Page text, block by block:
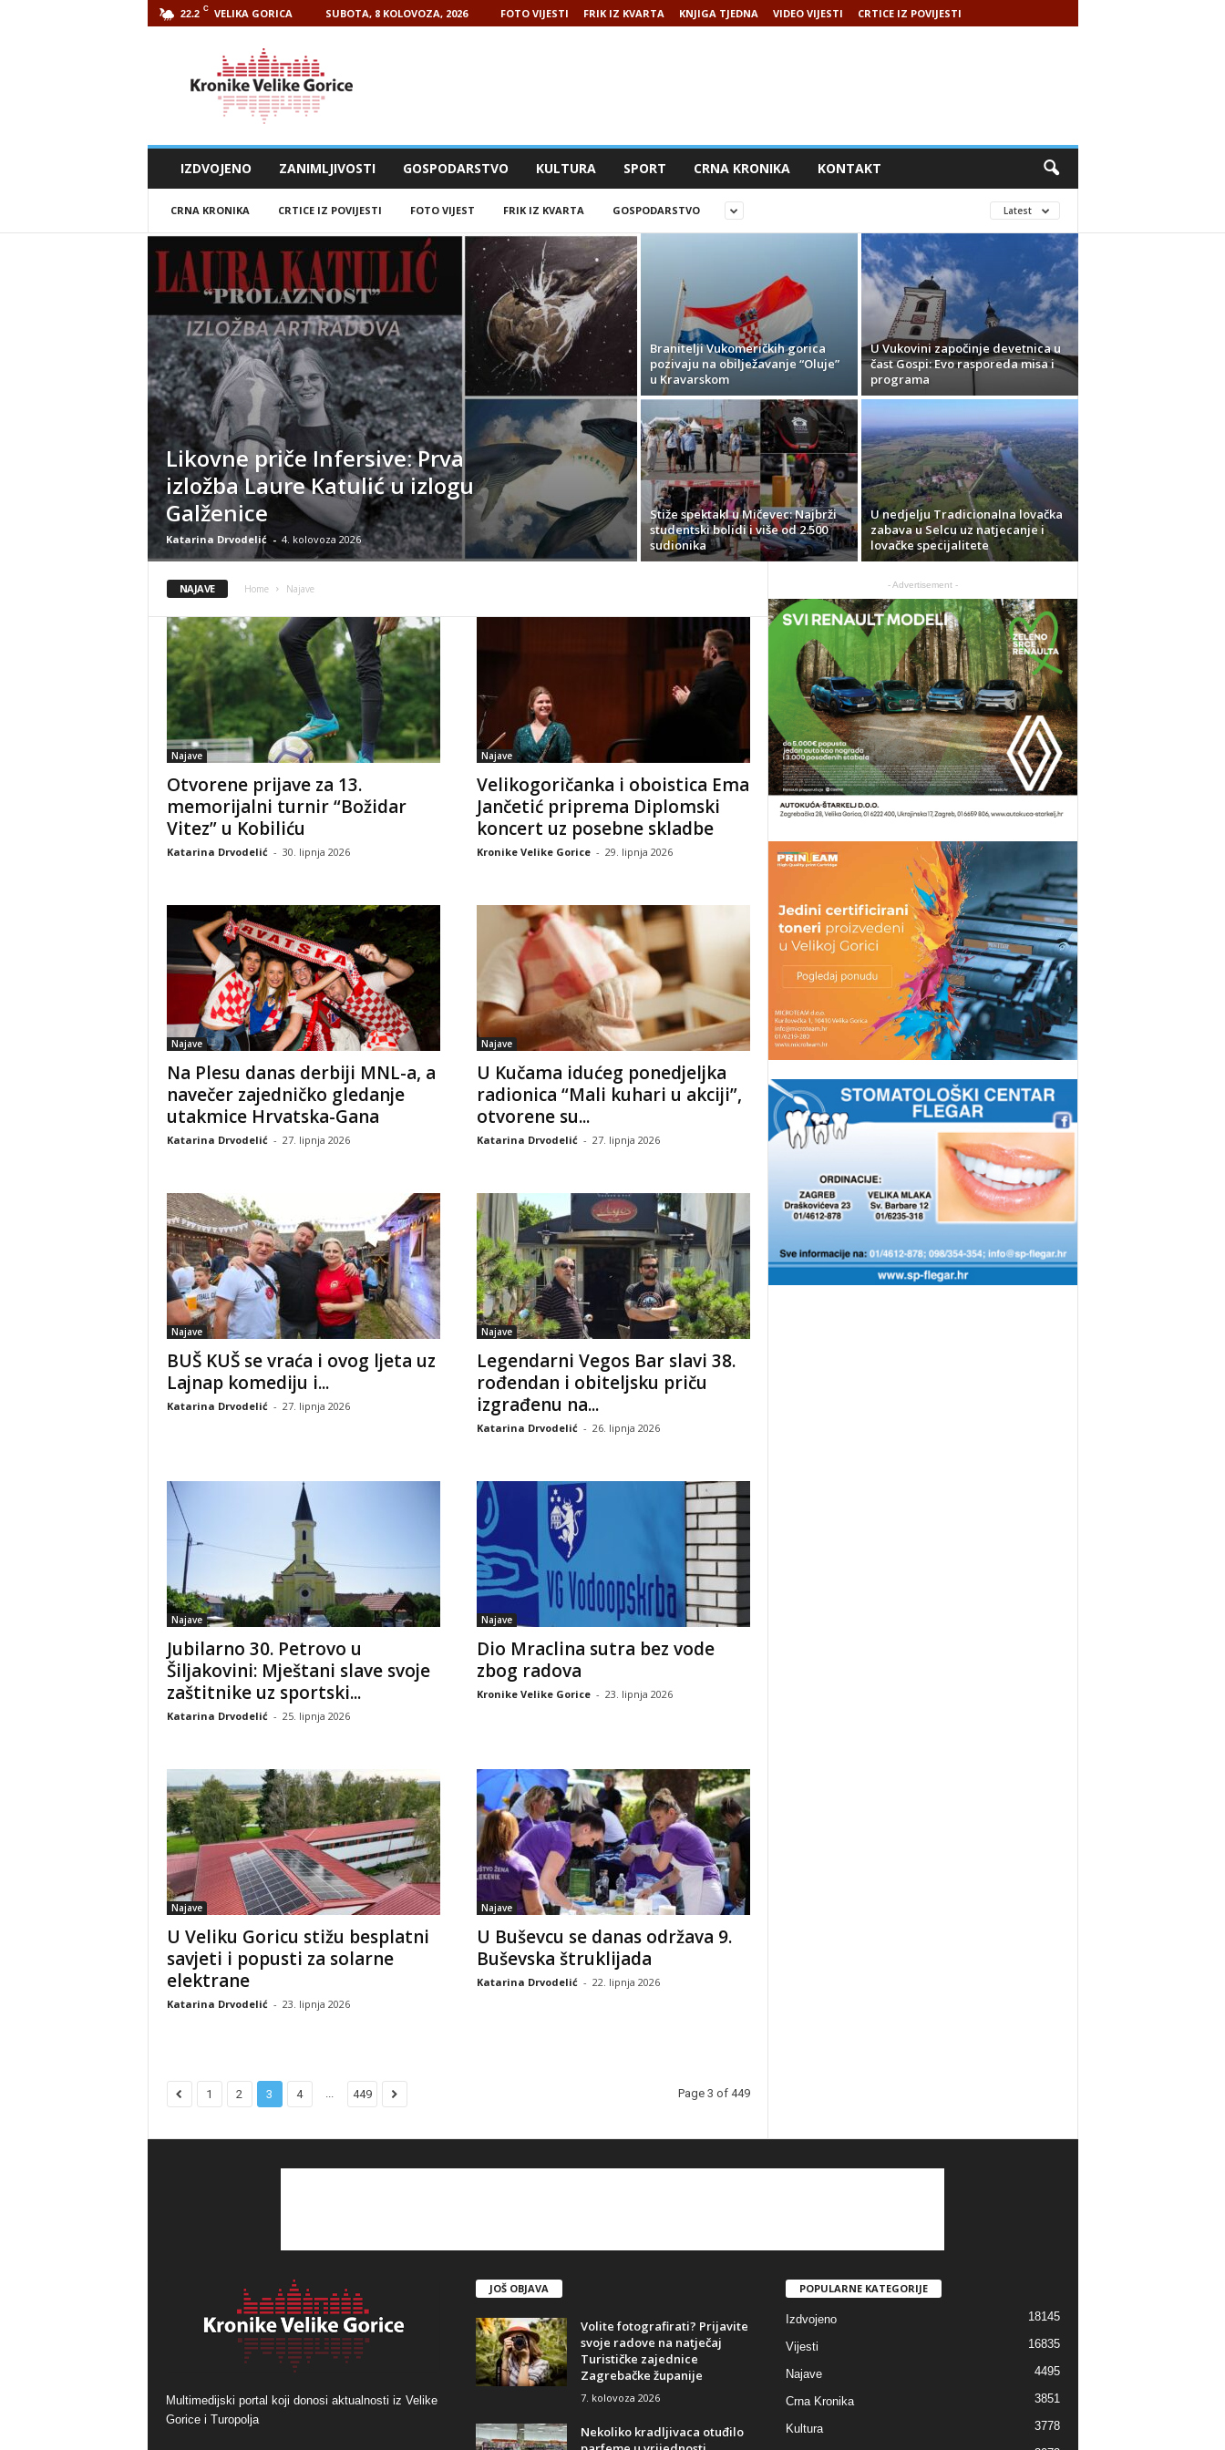
22.2 C VELIKA GORICA SUBOTA, 8 KOLOVOZA, 2026 FOTO VIJESTI FRIK IZ KVARTA KNJIGA TJEDNA VIDEO VIJESTI CRTICE IZ POVIJESTI
IZDVOJENO ZANIMLJIVOSTI GOSPODARSTVO KULTURA SPORT CRNA KRONIKA KONTAKT
CRNA KRONIKA CRTICE IZ POVIJESTI FOTO VIJEST FRIK IZ KVARTA GOSPODARSTVO Latest
Likovne priče Infersive: Prva
izložba Laure Katulić u izlogu
Galženice
Katarina Drvodelić - 4. kolovoza 2026
Branitelji Vukomeričkih gorica
pozivaju na obilježavanje “Oluje”
u Kravarskom
U Vukovini započinje devetnica u
čast Gospi: Evo rasporeda misa i
programa
Stiže spektakl u Mičevec: Najbrži
studentski bolidi i više od 2.500
sudionika
U nedjelju Tradicionalna lovačka
zabava u Selcu uz natjecanje i
lovačke specijalitete
NAJAVE Home Najave
Najave
Otvorene prijave za 13.
memorijalni turnir “Božidar
Vitez” u Kobiliću
Katarina Drvodelić - 30. lipnja 2026
Najave
Velikogoričanka i oboistica Ema
Jančetić priprema Diplomski
koncert uz posebne skladbe
Kronike Velike Gorice - 29. lipnja 2026
Najave
Na Plesu danas derbiji MNL-a, a
navečer zajedničko gledanje
utakmice Hrvatska-Gana
Katarina Drvodelić - 27. lipnja 2026
Najave
U Kučama idućeg ponedjeljka
radionica “Mali kuhari u akciji”,
otvorene su...
Katarina Drvodelić - 27. lipnja 2026
Najave
BUŠ KUŠ se vraća i ovog ljeta uz
Lajnap komediju i...
Katarina Drvodelić - 27. lipnja 2026
Najave
Legendarni Vegos Bar slavi 38.
rođendan i obiteljsku priču
izgrađenu na...
Katarina Drvodelić - 26. lipnja 2026
Najave
Jubilarno 30. Petrovo u
Šiljakovini: Mještani slave svoje
zaštitnike uz sportski...
Katarina Drvodelić - 25. lipnja 2026
Najave
Dio Mraclina sutra bez vode
zbog radova
Kronike Velike Gorice - 23. lipnja 2026
Najave
U Veliku Goricu stižu besplatni
savjeti i popusti za solarne
elektrane
Katarina Drvodelić - 23. lipnja 2026
Najave
U Buševcu se danas održava 9.
Buševska štruklijada
Katarina Drvodelić - 22. lipnja 2026
1 2 3 4 ... 449 Page 3 of 449
- Advertisement -
Multimedijski portal koji donosi aktualnosti iz Velike
Gorice i Turopolja
JOŠ OBJAVA
Volite fotografirati? Prijavite
svoje radove na natječaj
Turističke zajednice
Zagrebačke županije
7. kolovoza 2026
Nekoliko kradljivaca otuđilo
POPULARNE KATEGORIJE
Izdvojeno 18145
Vijesti 16835
Najave 4495
Crna Kronika 3851
Kultura 3778